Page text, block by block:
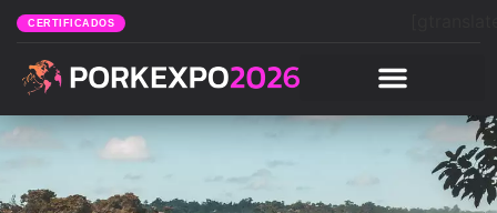
CERTIFICADOS